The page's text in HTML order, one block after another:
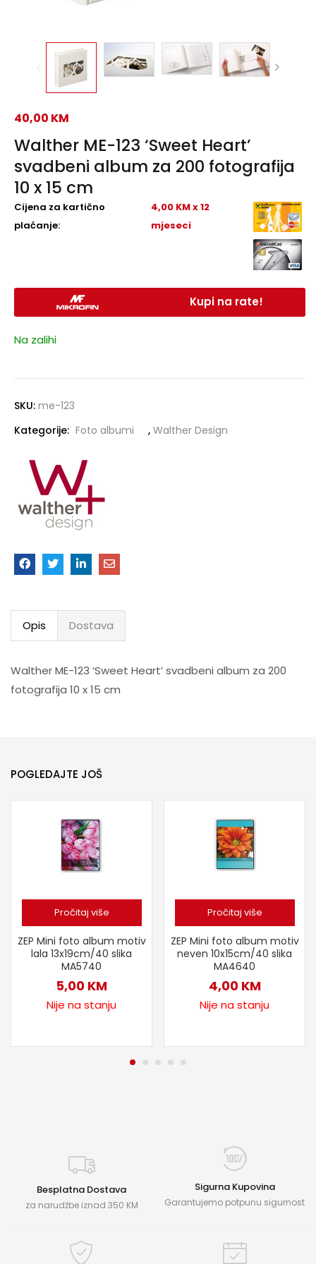
Walther ME-123 ‘Sweet Heart’
svadbeni album za 200 fotografija
10 x 15 cm
40,00 KM
Cijena za kartično
plaćanje:
4,00 KM x 12
mjeseci
Kupi na rate!
Na zalihi
SKU: me-123
Kategorije: Foto albumi , Walther Design
Opis Dostava
Walther ME-123 ‘Sweet Heart’ svadbeni album za 200
fotografija 10 x 15 cm
POGLEDAJTE JOŠ
Pročitaj više
ZEP Mini foto album motiv
lala 13x19cm/40 slika
MA5740
5,00 KM
Nije na stanju
Pročitaj više
ZEP Mini foto album motiv
neven 10x15cm/40 slika
MA4640
4,00 KM
Nije na stanju
Besplatna Dostava
za narudžbe iznad 350 KM
Sigurna Kupovina
Garantujemo potpunu sigurnost